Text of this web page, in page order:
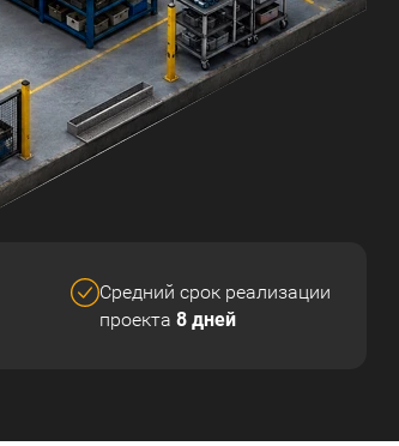
Средний срок реализации
проекта 8 дней